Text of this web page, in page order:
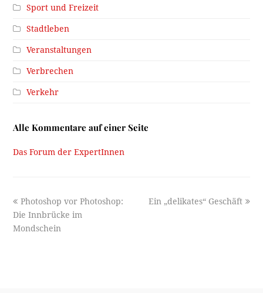
Sport und Freizeit
Stadtleben
Veranstaltungen
Verbrechen
Verkehr
Alle Kommentare auf einer Seite
Das Forum der ExpertInnen
previous
post:
Photoshop vor Photoshop:
Die Innbrücke im
Mondschein
next
Ein „delikates“ Geschäft